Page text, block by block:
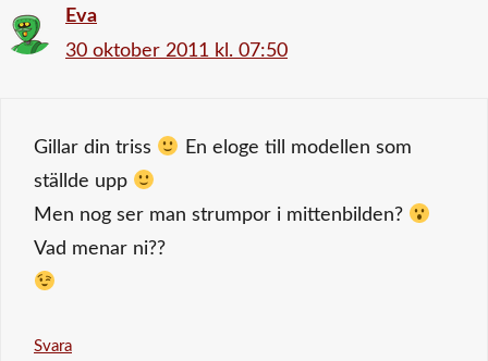
Eva
30 oktober 2011 kl. 07:50
Gillar din triss
En eloge till modellen som
ställde upp
Men nog ser man strumpor i mittenbilden?
Vad menar ni??
Svara